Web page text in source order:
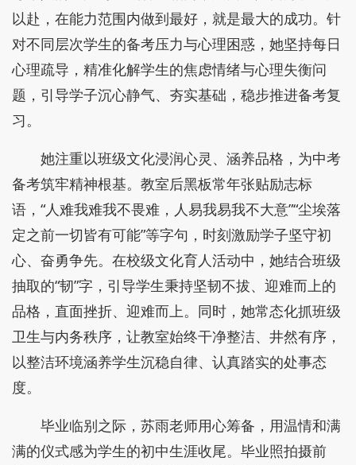
以赴，在能力范围内做到最好，就是最大的成功。针
对不同层次学生的备考压力与心理困惑，她坚持每日
心理疏导，精准化解学生的焦虑情绪与心理失衡问
题，引导学子沉心静气、夯实基础，稳步推进备考复
习。
她注重以班级文化浸润心灵、涵养品格，为中考
备考筑牢精神根基。教室后黑板常年张贴励志标
语，“人难我难我不畏难，人易我易我不大意”“尘埃落
定之前一切皆有可能”等字句，时刻激励学子坚守初
心、奋勇争先。在校级文化育人活动中，她结合班级
抽取的“韧”字，引导学生秉持坚韧不拔、迎难而上的
品格，直面挫折、迎难而上。同时，她常态化抓班级
卫生与内务秩序，让教室始终干净整洁、井然有序，
以整洁环境涵养学生沉稳自律、认真踏实的处事态
度。
毕业临别之际，苏雨老师用心筹备，用温情和满
满的仪式感为学生的初中生涯收尾。毕业照拍摄前